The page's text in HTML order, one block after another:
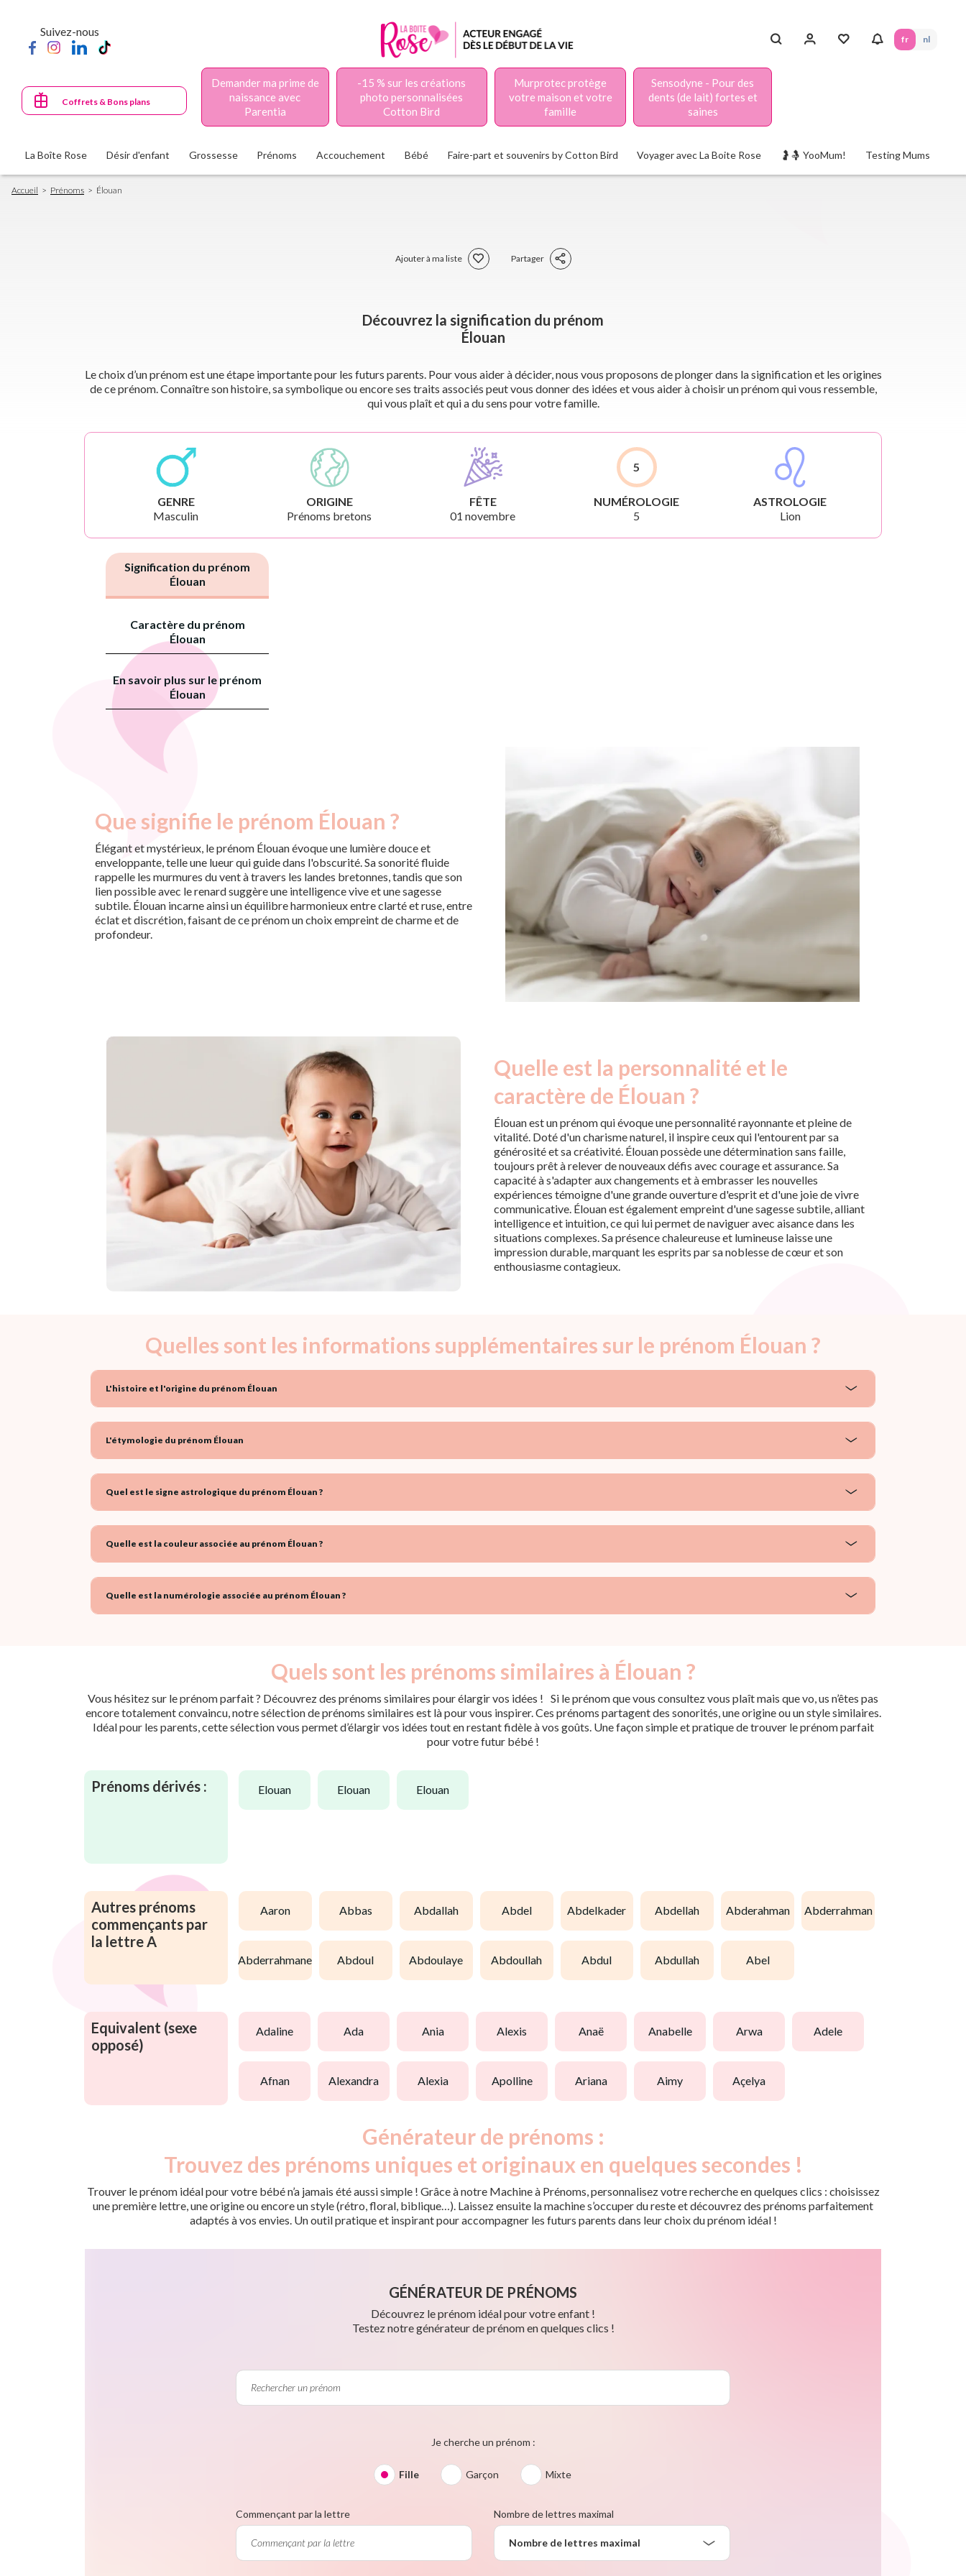
principal
Suivez-nous
fr nl
Coffrets & Bons plans
Demander ma prime de
naissance avec
Parentia
-15 % sur les créations
photo personnalisées
Cotton Bird
Murprotec protège
votre maison et votre
famille
Sensodyne - Pour des
dents (de lait) fortes et
saines
La Boîte Rose Désir d'enfant Grossesse Prénoms Accouchement Bébé Faire-part et souvenirs by Cotton Bird Voyager avec La Boite Rose 🤰🤱 YooMum! Testing Mums
Fil
d'Ariane
Accueil Prénoms Élouan
Ajouter à ma liste Partager
Découvrez la signification du prénom
Élouan
Le choix d’un prénom est une étape importante pour les futurs parents. Pour vous aider à décider, nous vous proposons de plonger dans la signification et les origines
de ce prénom. Connaître son histoire, sa symbolique ou encore ses traits associés peut vous donner des idées et vous aider à choisir un prénom qui vous ressemble,
qui vous plaît et qui a du sens pour votre famille.
GENRE
Masculin
ORIGINE
Prénoms bretons
FÊTE
01 novembre
5
NUMÉROLOGIE
5
ASTROLOGIE
Lion
Signification du prénom
Élouan
Caractère du prénom
Élouan
En savoir plus sur le prénom
Élouan
Que signifie le prénom Élouan ?
Élégant et mystérieux, le prénom Élouan évoque une lumière douce et
enveloppante, telle une lueur qui guide dans l'obscurité. Sa sonorité fluide
rappelle les murmures du vent à travers les landes bretonnes, tandis que son
lien possible avec le renard suggère une intelligence vive et une sagesse
subtile. Élouan incarne ainsi un équilibre harmonieux entre clarté et ruse, entre
éclat et discrétion, faisant de ce prénom un choix empreint de charme et de
profondeur.
Quelle est la personnalité et le
caractère de Élouan ?
Élouan est un prénom qui évoque une personnalité rayonnante et pleine de
vitalité. Doté d'un charisme naturel, il inspire ceux qui l'entourent par sa
générosité et sa créativité. Élouan possède une détermination sans faille,
toujours prêt à relever de nouveaux défis avec courage et assurance. Sa
capacité à s'adapter aux changements et à embrasser les nouvelles
expériences témoigne d'une grande ouverture d'esprit et d'une joie de vivre
communicative. Élouan est également empreint d'une sagesse subtile, alliant
intelligence et intuition, ce qui lui permet de naviguer avec aisance dans les
situations complexes. Sa présence chaleureuse et lumineuse laisse une
impression durable, marquant les esprits par sa noblesse de cœur et son
enthousiasme contagieux.
Quelles sont les informations supplémentaires sur le prénom Élouan ?
L'histoire et l'origine du prénom Élouan
L'étymologie du prénom Élouan
Quel est le signe astrologique du prénom Élouan ?
Quelle est la couleur associée au prénom Élouan ?
Quelle est la numérologie associée au prénom Élouan ?
Quels sont les prénoms similaires à Élouan ?
Vous hésitez sur le prénom parfait ? Découvrez des prénoms similaires pour élargir vos idées ! Si le prénom que vous consultez vous plaît mais que vo, us n’êtes pas
encore totalement convaincu, notre sélection de prénoms similaires est là pour vous inspirer. Ces prénoms partagent des sonorités, une origine ou un style similaires.
Idéal pour les parents, cette sélection vous permet d’élargir vos idées tout en restant fidèle à vos goûts. Une façon simple et pratique de trouver le prénom parfait
pour votre futur bébé !
Prénoms dérivés : elouan elouan elouan
Autres prénoms
commençants par
la lettre A
aaron abbas abdallah abdel abdelkader abdellah abderahman abderrahman
abderrahmane abdoul abdoulaye abdoullah abdul abdullah abel
Equivalent (sexe
opposé)
adaline ada ania alexis anaë anabelle arwa adele
afnan alexandra alexia apolline ariana aimy açelya
Générateur de prénoms :
Trouvez des prénoms uniques et originaux en quelques secondes !
Trouver le prénom idéal pour votre bébé n’a jamais été aussi simple ! Grâce à notre Machine à Prénoms, personnalisez votre recherche en quelques clics : choisissez
une première lettre, une origine ou encore un style (rétro, floral, biblique…). Laissez ensuite la machine s’occuper du reste et découvrez des prénoms parfaitement
adaptés à vos envies. Un outil pratique et inspirant pour accompagner les futurs parents dans leur choix du prénom idéal !
GÉNÉRATEUR DE PRÉNOMS
Découvrez le prénom idéal pour votre enfant !
Testez notre générateur de prénom en quelques clics !
Je cherche un prénom :
Fille Garçon Mixte
Commençant par la lettre Nombre de lettres maximal
Nombre de lettres maximal